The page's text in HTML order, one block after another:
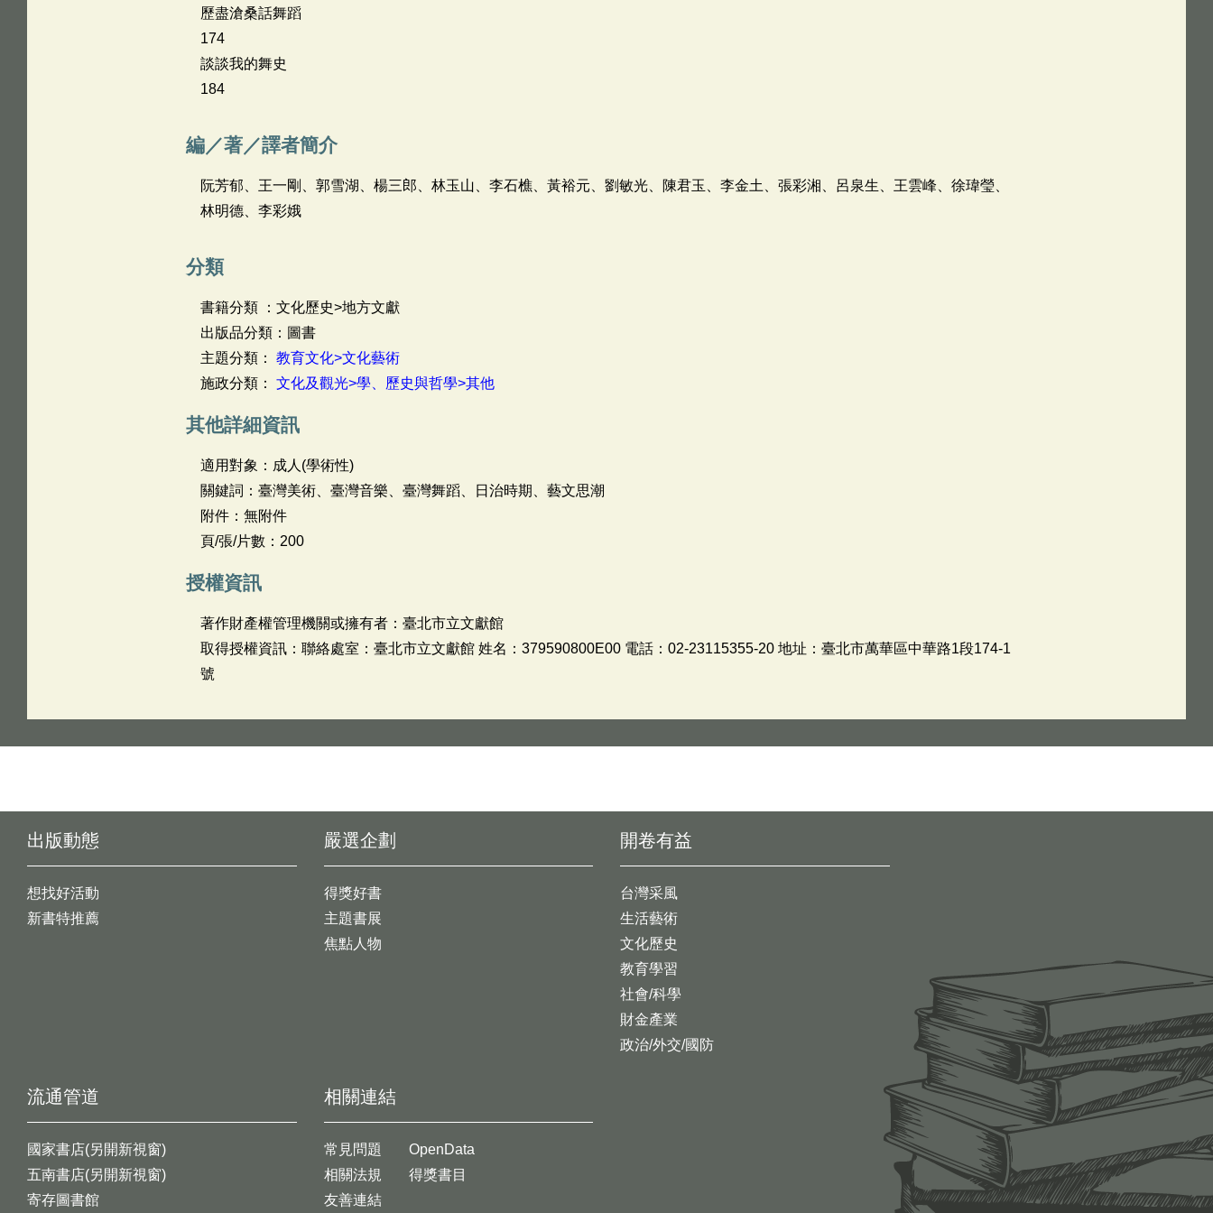
歷盡滄桑話舞蹈
174
談談我的舞史
184
編／著／譯者簡介
阮芳郁、王一剛、郭雪湖、楊三郎、林玉山、李石樵、黃裕元、劉敏光、陳君玉、李金土、張彩湘、呂泉生、王雲峰、徐瑋瑩、
林明德、李彩娥
分類
書籍分類 ：文化歷史>地方文獻
出版品分類：圖書
主題分類： 教育文化>文化藝術
施政分類： 文化及觀光>學、歷史與哲學>其他
其他詳細資訊
適用對象：成人(學術性)
關鍵詞：臺灣美術、臺灣音樂、臺灣舞蹈、日治時期、藝文思潮
附件：無附件
頁/張/片數：200
授權資訊
著作財產權管理機關或擁有者：臺北市立文獻館
取得授權資訊：聯絡處室：臺北市立文獻館 姓名：379590800E00 電話：02-23115355-20 地址：臺北市萬華區中華路1段174-1
號
出版動態
想找好活動
新書特推薦
開卷有益
台灣采風
生活藝術
文化歷史
教育學習
社會/科學
財金產業
政治/外交/國防
嚴選企劃
得獎好書
主題書展
焦點人物
流通管道
國家書店(另開新視窗)
五南書店(另開新視窗)
寄存圖書館
相關連結
常見問題
相關法規
友善連結
OpenData
得獎書目